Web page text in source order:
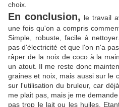
choix.
En conclusion, le travail
une fois qu'on a compris
Simple, robuste, facile à nettoyer.
pas d'électricité et que l'on n'a
râper de la noix de coco à la
un atout. Il me reste donc
graines et noix, mais aussi sur le
sur l'utilisation du bruleur, car
me plait pas, mais je me
pas trop le lait ou les huiles.